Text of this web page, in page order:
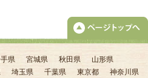
県 宮城県 秋田県
山形県
埼玉県 千葉県 東京都
神奈川県